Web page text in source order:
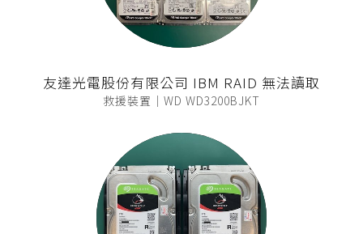
友達光電股份有限公司 IBM RAID 無法讀取
救援裝置｜WD WD3200BJKT